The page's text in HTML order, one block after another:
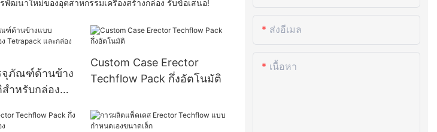
พัฒนาใหม่ของอุตสาหกรรมเครื่องสร้างกล่อง รับข้อเสนอ!
จุภัณฑ์ด้านข้าง
ำหรับกล่อง
Custom Case Erector
Techflow Pack กึ่งอัตโนมัติ
ส่งอีเมล
เนื้อหา